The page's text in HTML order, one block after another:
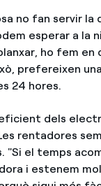
no fan servir la
esperar a la
ho fem en
prefereixen
24 hores.
dels
rentadores
"Si el temps
i estenem